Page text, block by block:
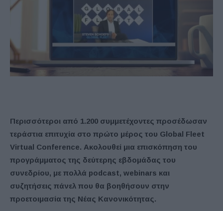
Περισσότεροι από 1.200 συμμετέχοντες προσέδωσαν
τεράστια επιτυχία στο πρώτο μέρος του Global Fleet
Virtual Conference. Ακολουθεί μια επισκόπηση του
προγράμματος της δεύτερης εβδομάδας του
συνεδρίου, με πολλά podcast, webinars και
συζητήσεις πάνελ που θα βοηθήσουν στην
προετοιμασία της Νέας Κανονικότητας.